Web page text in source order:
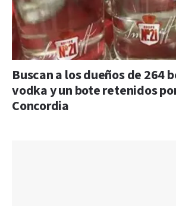
Buscan a los dueños de 264
vodka y un bote retenidos
Concordia